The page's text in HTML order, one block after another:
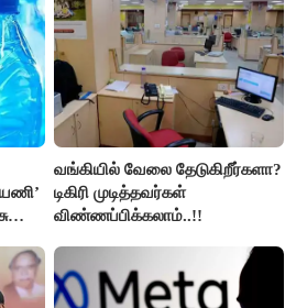
வங்கியில் வேலை தேடுகிறீர்களா?
டிகிரி முடித்தவர்கள்
விண்ணப்பிக்கலாம்..!!